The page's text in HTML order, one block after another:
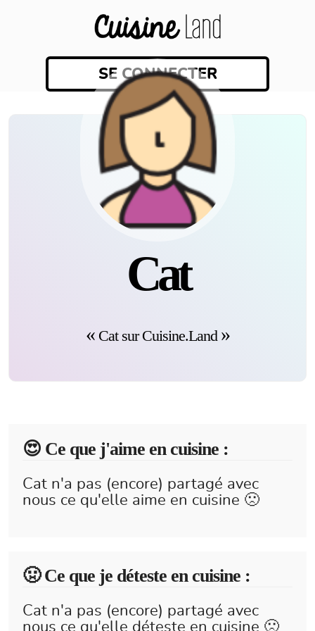
SE CONNECTER
Cat
Cat sur Cuisine.Land
😍️ Ce que j'aime en cuisine :
Cat n'a pas (encore) partagé avec
nous ce qu'elle aime en cuisine 🙁
🤢 Ce que je déteste en cuisine :
Cat n'a pas (encore) partagé avec
nous ce qu'elle déteste en cuisine 🙁